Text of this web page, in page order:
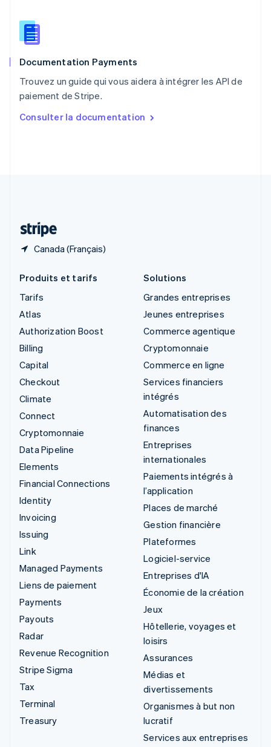
Documentation Payments
Trouvez un guide qui vous aidera à intégrer les API de
paiement de Stripe.
Consulter la documentation
Canada (Français)
English
Roumanie
Royaume-Uni
Singapour
English 简体中文
English
Produits et tarifs
Tarifs
Atlas
Authorization Boost
Billing
Capital
Checkout
Climate
Connect
Cryptomonnaie
Data Pipeline
Elements
Financial Connections
Identity
Invoicing
Issuing
Link
Managed Payments
Liens de paiement
Payments
Payouts
Radar
Revenue Recognition
Stripe Sigma
Tax
Terminal
Treasury
Solutions
Grandes entreprises
Jeunes entreprises
Commerce agentique
Cryptomonnaie
Commerce en ligne
Services financiers
intégrés
Automatisation des
finances
Entreprises
internationales
Paiements intégrés à
l’application
Places de marché
Gestion financière
Plateformes
Logiciel-service
Entreprises d'IA
Économie de la création
Jeux
Hôtellerie, voyages et
loisirs
Assurances
Médias et
divertissements
Organismes à but non
lucratif
Services aux entreprises